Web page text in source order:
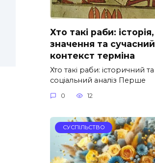
Хто такі раби: історія,
значення та сучасний
контекст терміна
Хто такі раби: історичний та
соціальний аналіз Перше
0 12
СУСПІЛЬСТВО